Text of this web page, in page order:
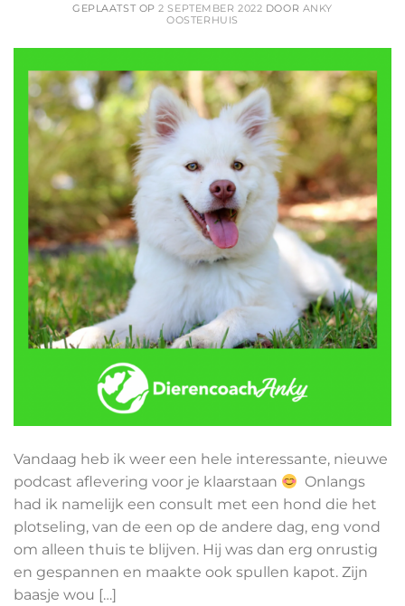
GEPLAATST OP2 SEPTEMBER 2022 DOOR ANKY
OOSTERHUIS
Vandaag heb ik weer een hele interessante, nieuwe
podcast aflevering voor je klaarstaan
Onlangs
had ik namelijk een consult met een hond die het
plotseling, van de een op de andere dag, eng vond
om alleen thuis te blijven. Hij was dan erg onrustig
en gespannen en maakte ook spullen kapot. Zijn
baasje wou […]